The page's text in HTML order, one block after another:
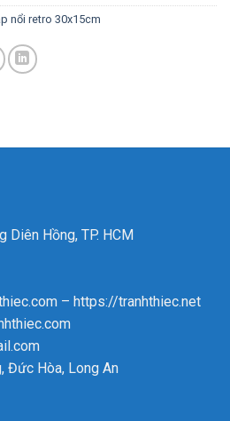
nổi retro 30x15cm
Diên Hồng, TP. HCM
– https://tranhthiec.net
Đức Hòa, Long An